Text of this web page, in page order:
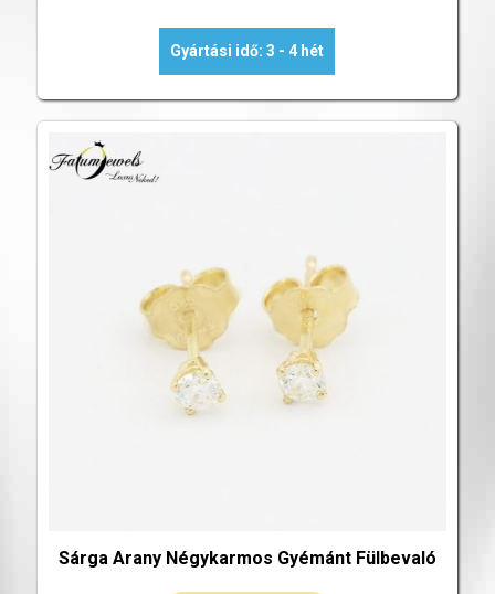
Gyártási idő: 3 - 4 hét
Sárga Arany Négykarmos Gyémánt Fülbevaló